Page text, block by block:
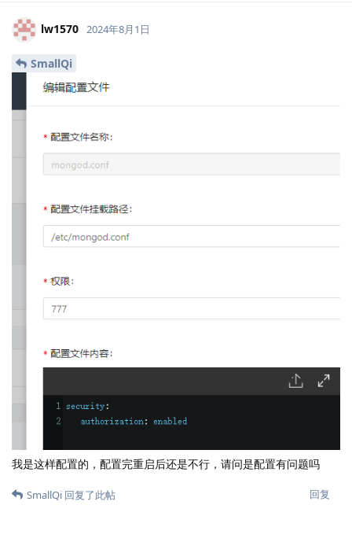
lw1570 2024年8月1日
SmallQi
我是这样配置的，配置完重启后还是不行，请问是配置有问题吗
回复
SmallQi 回复了此帖